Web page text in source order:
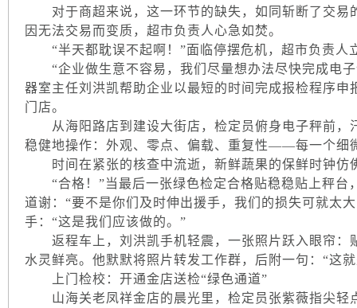
对于商超来说，这一环节的缺失，如同斩断了交易
因无法交易而变质，超市负责人心急如焚。
“半天都耽误不起啊！”面临停摆危机，超市负责人
“企业做生意不容易，我们尽量想办法尽快完成电子
器室主任刘洪凯帮助企业以最短的时间完成报检程序
门店。
从海阳路店到建设大街店，检定员俯身电子秤前，
稳健地操作：外观、零点、偏载、重复性——每一个细
时间在紧张的核查中流逝，新鲜蔬果的保鲜时钟仿
“合格！”当最后一张绿色检定合格贴稳稳贴上秤台
道谢：“要不是你们及时伸出援手，我们的损失可就太
手：“这是我们应该做的。”
返程车上，刘洪凯手机轻震，一张照片跃入眼帘：
水灵鲜亮。他默默将照片转发工作群，后附一句：“这
上门检校：开通金店送检“绿色通道”
山海关老凤祥金店的晨光里，检定员张紫薇指尖轻